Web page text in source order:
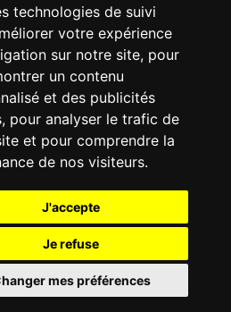
technologies de suivi
votre expérience
sur notre site, pour
un contenu
et des publicités
pour analyser le trafic de
et pour comprendre la
de nos visiteurs.
J'accepte
Je refuse
mes préférences
fausse ou manquante
)
et critique constructive seront
par les droits d'auteur allemands et
/ contact|déclaration de